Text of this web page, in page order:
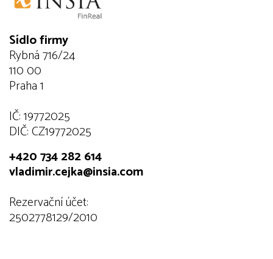
Sídlo firmy
Rybná 716/24
110 00
Praha 1
IČ: 19772025
DIČ: CZ19772025
+420 734 282 614
vladimir.cejka@insia.com
Rezervační účet:
2502778129/2010